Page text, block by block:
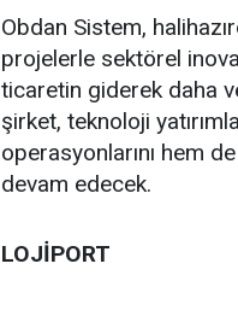
Obdan Sistem,
projelerle sektörel
ticaretin giderek daha
şirket, teknoloji
operasyonlarını hem
devam edecek.
LOJİPORT